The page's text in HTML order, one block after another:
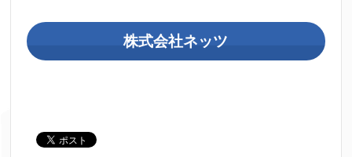
株式会社ネッツ